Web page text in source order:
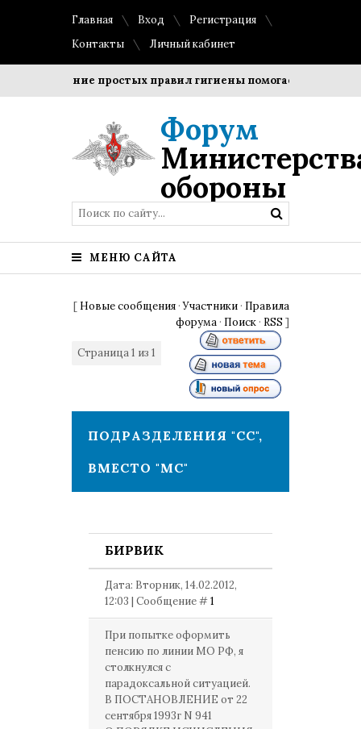
Главная Вход
Регистрация
Контакты
Личный кабинет
Соблюдение простых правил гигиены помогает сохранить
Форум
обороны
МЕНЮ САЙТА
[ Новые сообщения ·Участники · Правила
форума · Поиск · RSS ]
Страница1 из 1
ПОДРАЗДЕЛЕНИЯ "СС",
ВМЕСТО "МС"
БИРВИК
Дата: Вторник, 14.02.2012,
12:03 | Сообщение #1
При попытке оформить
пенсию по линии МО РФ, я
столкнулся с
парадоксальной ситуацией.
В ПОСТАНОВЛЕНИЕ от 22
сентября 1993г N 941